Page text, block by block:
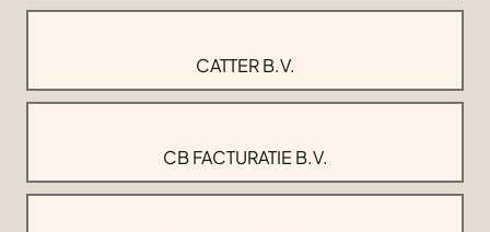
CATTER B.V.
CB FACTURATIE B.V.